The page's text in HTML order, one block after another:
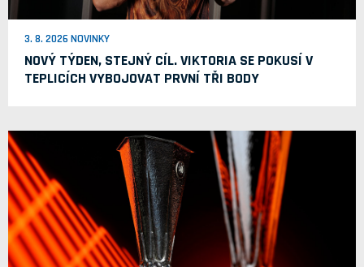
3. 8. 2026 NOVINKY
NOVÝ TÝDEN, STEJNÝ CÍL. VIKTORIA SE POKUSÍ V
TEPLICÍCH VYBOJOVAT PRVNÍ TŘI BODY